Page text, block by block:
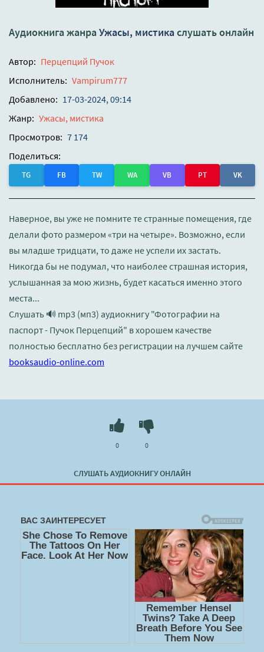
Аудиокнига жанра Ужасы, мистикаслушать онлайн
Автор: Перцепций Пучок
Исполнитель: Vampirum777
Добавлено: 17-03-2024, 09:14
Жанр: Ужасы, мистика
Просмотров: 7 174
Поделиться:
TG FB TW WA VB PT VK
Наверное, вы уже не помните те странные помещения, где
делали фото размером «три на четыре». Возможно, если
вы младше тридцати, то даже не успели их застать.
Никогда бы не подумал, что наиболее страшная история,
услышанная за мою жизнь, будет касаться именно этого
места...
Слушать 🔊 mp3 (мп3) аудиокнигу "Фотографии на
паспорт - Пучок Перцепций" в хорошем качестве
полностью бесплатно без регистрации на лучшем сайте
booksaudio-online.com
СЛУШАТЬ АУДИОКНИГУ ОНЛАЙН
0 0